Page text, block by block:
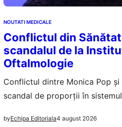
NOUTATI MEDICALE
Conflictul din
scandalul de la
Oftalmologie
Conflictul dintre Monica Pop și
scandal de proporții în
mintală.
byEchipa Editoriala4 august 2026